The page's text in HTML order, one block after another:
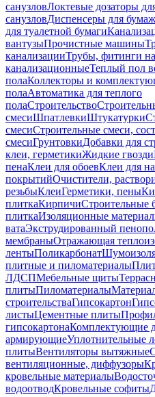
санузловЛоктевые дозаторы
санузловДиспенсеры для
для туалетной бумаги
вантузыПрочистные машины
канализацииТрубы, фитинги
канализационныеТеплый пол
полаКоллекторы и
полаАвтоматика для теплого
полаСтроительство
смесиШпатлевкиШтукатурки
смесиСтроительные смеси,
смесиГрунтовкиДобавки для
клеи, герметикиЖидкие гвозди
пенаКлеи для обоевКлеи для
покрытийОчистители,
резьбыКлеиГерметики, пены
плиткаКирпичиСтроительные
плиткаИзоляционные
ватаЭкструдированный
мембраныОтражающая
лентыПоликарбонат
плитные и пиломатериалы
ЛДСПМебельные щиты
плитыПиломатериалы
строительстваГипсокартон
листыЦементные плиты
гипсокартонаКомплектующие
армирующиеУплотнительные
плитыВентиляторы вытяжные
вентиляционные, диффузоры
кровельные материалы
водоотводКровельные софиты